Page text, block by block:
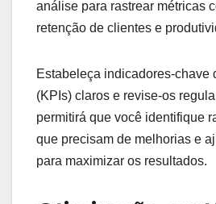
eficácia de diferentes
comparar duas ou mais
em termos de vendas e
Realize esses testes em
como trimestralmente, para
relevantes. Considere variáveis